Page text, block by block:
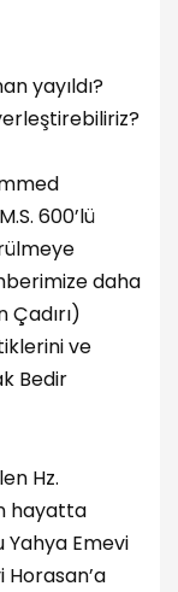
yayıldı?
600’lü
daha
ve
Bedir
Hz.
hayatta
Yahya Emevi